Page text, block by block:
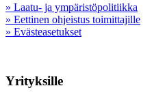
» Laatu- ja ympäristöpolitiikka
» Eettinen ohjeistus toimittajille
» Evästeasetukset
Yrityksille